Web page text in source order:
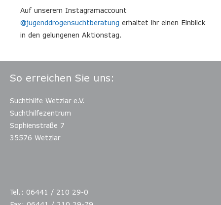
Auf unserem Instagramaccount
@jugenddrogensuchtberatung erhaltet ihr einen Einblick
in den gelungenen Aktionstag.
So erreichen Sie uns:
Suchthilfe Wetzlar e.V.
Suchthilfezentrum
Sophienstraße 7
35576 Wetzlar
Tel.: 06441 / 210 29-0